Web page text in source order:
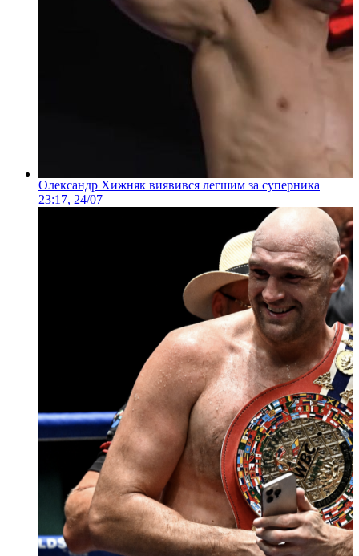
Олександр Хижняк виявився легшим за суперника
23:17, 24/07